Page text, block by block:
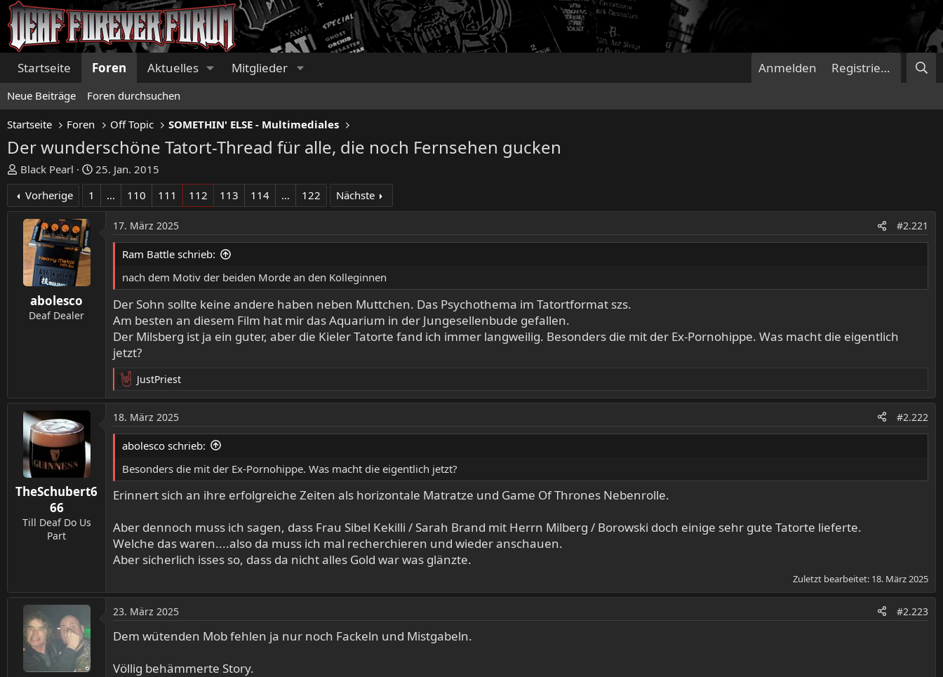
Startseite Foren Aktuelles Mitglieder Anmelden Registrieren
Neue Beiträge Foren durchsuchen
Startseite Foren Off Topic SOMETHIN' ELSE - Multimediales
Der wunderschöne Tatort-Thread für alle, die noch Fernsehen gucken
E
r
t
e
r
Black Pearl
E
r
t
25. Jan. 2015
Vorherige
1 … 110 111 112 113 114 … 122 Nächste
abolesco
Deaf Dealer
17. März 2025 #2.221
Ram Battle schrieb:
nach dem Motiv der beiden Morde an den Kolleginnen
Der Sohn sollte keine andere haben neben Muttchen. Das Psychothema im Tatortformat szs.
Am besten an diesem Film hat mir das Aquarium in der Jungesellenbude gefallen.
Der Milsberg ist ja ein guter, aber die Kieler Tatorte fand ich immer langweilig. Besonders die mit der Ex-Pornohippe. Was macht die eigentlich
jetzt?
R
e
a
k
t
o
n
e
JustPriest
TheSchubert6
66
Till Deaf Do Us
Part
18. März 2025 #2.222
abolesco schrieb:
Besonders die mit der Ex-Pornohippe. Was macht die eigentlich jetzt?
Erinnert sich an ihre erfolgreiche Zeiten als horizontale Matratze und Game Of Thrones Nebenrolle.
Aber dennoch muss ich sagen, dass Frau Sibel Kekilli / Sarah Brand mit Herrn Milberg / Borowski doch einige sehr gute Tatorte lieferte.
Welche das waren....also da muss ich mal recherchieren und wieder anschauen.
Aber sicherlich isses so, dass da nicht alles Gold war was glänzte.
Zuletzt bearbeitet: 18. März 2025
23. März 2025 #2.223
Dem wütenden Mob fehlen ja nur noch Fackeln und Mistgabeln.
Völlig behämmerte Story.